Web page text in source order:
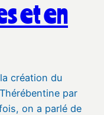
et en
création du
par
on a parlé de